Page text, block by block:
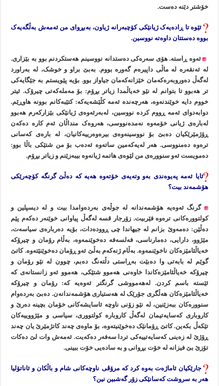
خۆشتر دێنە دەست.
ئێوە تا ڕادەیەک ژیانێکی کۆچبەرانە ژیاون، بەبڕوای من ئەمەش بەڵگەیەک
بووە دەستتان داوەتە نووسین.
ئەوە ڕاستە. هۆی سەرەکی دەستدانە نووسینم هەستکردنم بوو بە بێزاری.
لە ئەنقەرە لە ماڵی داپیرەم گەورە بووم. بەبێ براو و خوشک، لە بەراورد
لەگەڵ دەوروبەرەکەمان خێزانەکەمان جیاواز بوو. بۆیە پێویستم بە جێگایەکی
تر هەبوو تا بتوانم لە نێو خەیاڵمدا زیاتر بڕۆم: بۆ مەملەکەتی چیرۆک. ئیتر
خووم دایە خوێندنەوە، هەرچەندە ئەمە کڵێشەیەکە: کتێبەکانم بوونە هاوڕێم.
دوابەدوای ئەمە ڕووم کردە نووسین، لەبەرئەوەی ژیانێکی بێزارکەرم هەبوو
لەبارەی ژیانی خۆمەوە نەمدەنووسی، هەروەک منداڵان ئەم کارە دەکەن
ڕۆژمێرێکیان دەبێ بۆ نووسینەوەی بیرەوەرییەکانیان، لە بارەی کەسانی
ترەوە دەمنووسی. هەر لەیەکەمین ساتەوە ئەدەب بۆ من شتێکی باڵا بوو:
دەمویست ئەو سنوورەی من لێوەی هاتمە ژیانەوە بیبەزێنم و زیاتر بڕۆم.
ئایا ئەمە پەیوەندی بەو وتەیەی خۆتەوە هەیە کە دەڵێ گرنگە کۆچەرێکی
هۆشمەند بیت؟
گرنگ ئەوەیە هۆشمەندانە لە جوڵەی بەردەوامدا بیت و لە دیسپلین و
کولتوورەکانی ترەوە فێربیت. زۆرجار قسە لەگەڵ پیاوانی خوێنەر دەکەم پێم
دەڵێن: دەمەوێ بزانم لە جیهاندا چی ڕوودەدات، بۆیە دەربارەی سیاسەت،
مێژوو، دارایی، دەمارناسی، فەلسەفە دەخوێنمەوە، بەڵام رۆمان و چیرۆکە
خەیاڵئامێزەکان ناخوێنمەوە. بەڵام ژنەکەم بەڵێ ئەو ڕۆمان دەخوێنێتەوە. کاتێ
گوێم لە بابەتی وا دەبێت بەڕاستی دڵتەنگ دەبم، چوون لە نێو رۆمان و
چیرۆکە خەیاڵئامێزەکاندا خاوەنی هەموو شتێکی، هەموو ئەو زانستانەی کە
ئێستە باسم کردن. لەهەمووشی گرنگتر ئەوەیە کە: رۆمان و چیرۆکە
خەیاڵئامێزەکان هەڵگری جۆرێک لە هەستیاری هۆشمەندانەن. دەبێ بەردەوام
سنوورەکان ببەزێنین، لە نێو زۆنی ناوچە ئاسایشەکانی خۆمان بچینە دەرێ و
کاروباری کەسایەتیمان لەگەڵ کاروبارە کولتووری، سیاسی و مێژووییەکان
تێکەڵ بکەین. کاتێ ڕۆمانێک دەخوێنیتەوە، بۆ ماوەی چەند کاتژمێرێ یان چەند
ڕۆژێ لە زەینی کەسایەتییەکی تردا سەفەر دەکەیت. ئەمەش وات لێ دەکات
تۆزێ بێ فیزانە لە خۆت بڕوانی و بە سادەیی خۆت ببینی.
جارێکیان ئاماژەت بەوە کرد کە مرۆڤی ناوچەکانی شام و باڵکان و ئاناتۆلیا
هەر بە سروشت کەسانێکی زۆر گەشبین نین؟